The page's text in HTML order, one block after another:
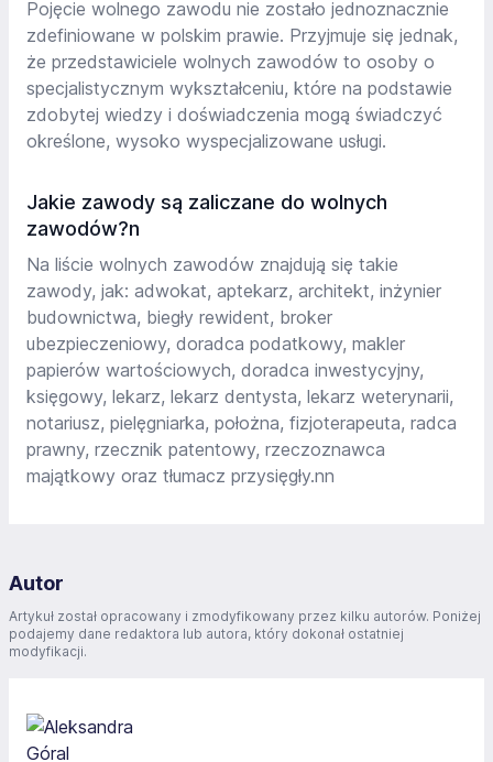
Pojęcie wolnego zawodu nie zostało jednoznacznie
zdefiniowane w polskim prawie. Przyjmuje się jednak,
że przedstawiciele wolnych zawodów to osoby o
specjalistycznym wykształceniu, które na podstawie
zdobytej wiedzy i doświadczenia mogą świadczyć
określone, wysoko wyspecjalizowane usługi.
Jakie zawody są zaliczane do wolnych
zawodów?n
Na liście wolnych zawodów znajdują się takie
zawody, jak: adwokat, aptekarz, architekt, inżynier
budownictwa, biegły rewident, broker
ubezpieczeniowy, doradca podatkowy, makler
papierów wartościowych, doradca inwestycyjny,
księgowy, lekarz, lekarz dentysta, lekarz weterynarii,
notariusz, pielęgniarka, położna, fizjoterapeuta, radca
prawny, rzecznik patentowy, rzeczoznawca
majątkowy oraz tłumacz przysięgły.nn
Autor
Artykuł został opracowany i zmodyfikowany przez kilku autorów. Poniżej
podajemy dane redaktora lub autora, który dokonał ostatniej
modyfikacji.